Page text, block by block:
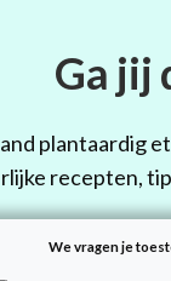
Ga jij
plantaardig
recepten,
We vragen je